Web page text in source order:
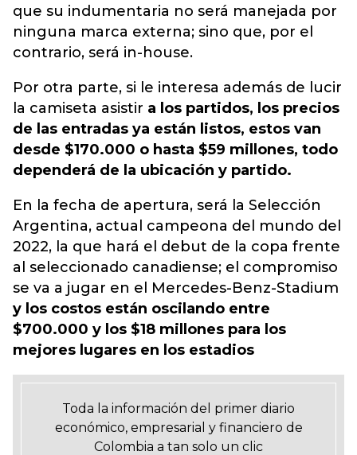
que su indumentaria no será manejada por
ninguna marca externa; sino que, por el
contrario, será in-house.
Por otra parte, si le interesa además de lucir
la camiseta asistir a los partidos, los precios
de las entradas ya están listos, estos van
desde $170.000 o hasta $59 millones, todo
dependerá de la ubicación y partido.
En la fecha de apertura, será la Selección
Argentina, actual campeona del mundo del
2022, la que hará el debut de la copa frente
al seleccionado canadiense; el compromiso
se va a jugar en el Mercedes-Benz-Stadium
y los costos están oscilando entre
$700.000 y los $18 millones para los
mejores lugares en los estadios
Toda la información del primer diario
económico, empresarial y financiero de
Colombia a tan solo un clic